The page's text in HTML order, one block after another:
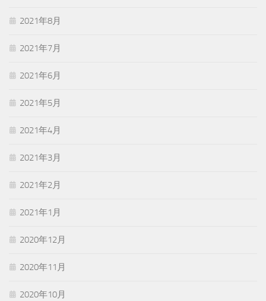
2021年8月
2021年7月
2021年6月
2021年5月
2021年4月
2021年3月
2021年2月
2021年1月
2020年12月
2020年11月
2020年10月